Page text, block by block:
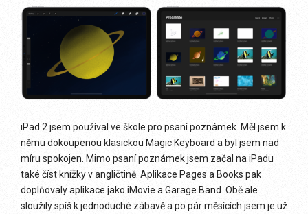
iPad 2 jsem používal ve škole pro psaní poznámek. Měl jsem k
němu dokoupenou klasickou Magic Keyboard a byl jsem nad
míru spokojen. Mimo psaní poznámek jsem začal na iPadu
také číst knížky v angličtině. Aplikace Pages a Books pak
doplňovaly aplikace jako iMovie a Garage Band. Obě ale
sloužily spíš k jednoduché zábavě a po pár měsících jsem je už